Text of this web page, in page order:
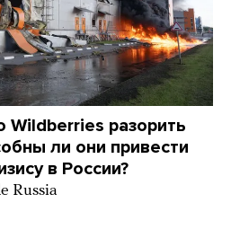
Wildberries разорить
ли они привести
в России?
Russia